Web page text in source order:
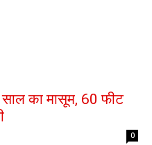
साल का मासूम, 60 फीट
0